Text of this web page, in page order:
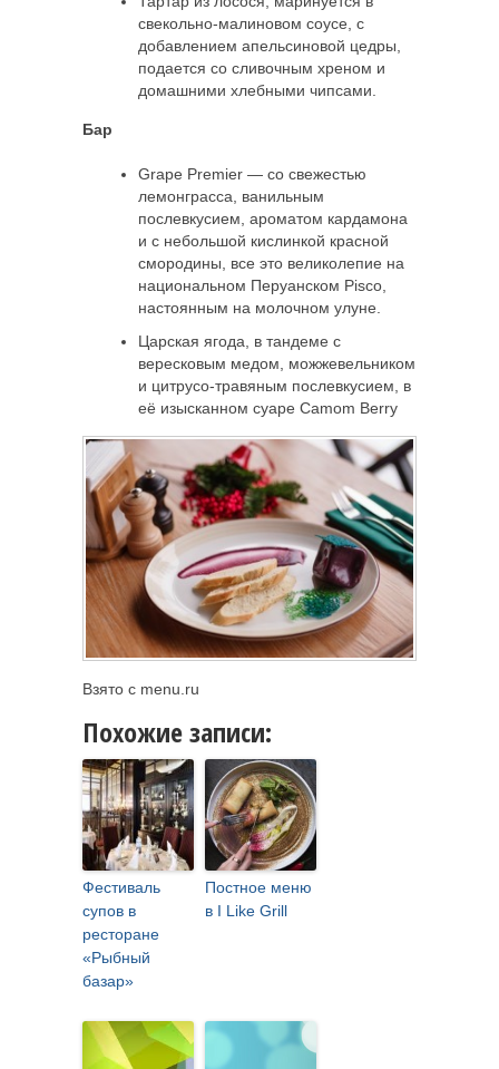
свекольно-малиновом соусе, с
добавлением апельсиновой цедры,
подается со сливочным хреном и
домашними хлебными чипсами.
Бар
Grape Premier — со свежестью
лемонграсса, ванильным
послевкусием, ароматом кардамона
и с небольшой кислинкой красной
смородины, все это великолепие на
национальном Перуанском Pisco,
настоянным на молочном улуне.
Царская ягода, в тандеме с
вересковым медом, можжевельником
и цитрусо-травяным послевкусием, в
её изысканном суаре Camom Berry
Взято с menu.ru
Похожие записи:
Фестиваль
супов в
ресторане
«Рыбный
базар»
Постное меню
в I Like Grill